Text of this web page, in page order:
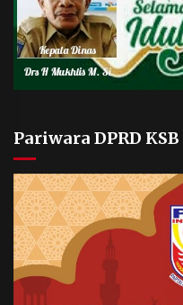
Pariwara DPRD KSB